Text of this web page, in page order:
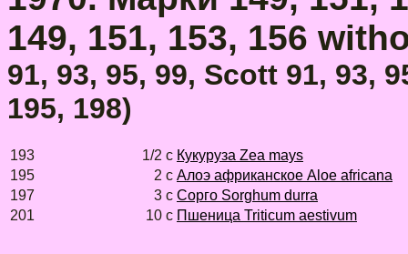
149, 151, 153, 156
91, 93, 95, 99, Scott 91, 93,
195, 198)
193 1/2 с Кукуруза Zea mays
195
2 с Алоэ африканское Aloe africana
197
3 с Сорго Sorghum durra
201
10 с Пшеница Triticum aestivum